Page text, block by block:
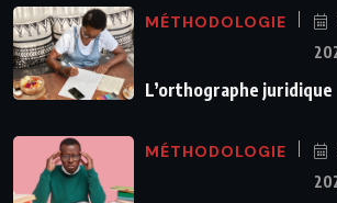
MÉTHODOLOGIE
L’orthographe juridique
MÉTHODOLOGIE